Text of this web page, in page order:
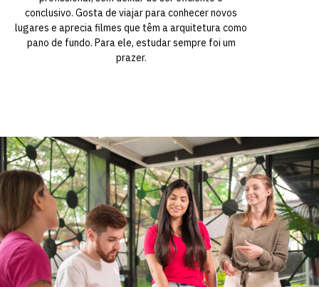
conclusivo. Gosta de viajar para conhecer novos
lugares e aprecia filmes que têm a arquitetura como
pano de fundo. Para ele, estudar sempre foi um
prazer.